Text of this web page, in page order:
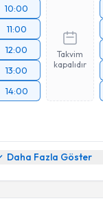
10:00
11:00
12:00
13:00
14:00
Takvim
kapalıdır
Daha Fazla Göster